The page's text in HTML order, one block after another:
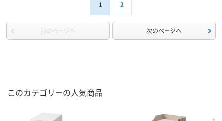
1 2
前のページへ 次のページへ
このカテゴリーの人気商品